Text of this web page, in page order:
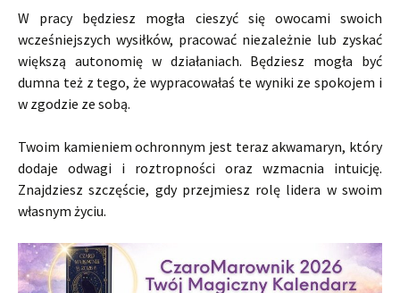
W pracy będziesz mogła cieszyć się owocami swoich
wcześniejszych wysiłków, pracować niezależnie lub zyskać
większą autonomię w działaniach. Będziesz mogła być
dumna też z tego, że wypracowałaś te wyniki ze spokojem i
w zgodzie ze sobą.
Twoim kamieniem ochronnym jest teraz akwamaryn, który
dodaje odwagi i roztropności oraz wzmacnia intuicję.
Znajdziesz szczęście, gdy przejmiesz rolę lidera w swoim
własnym życiu.